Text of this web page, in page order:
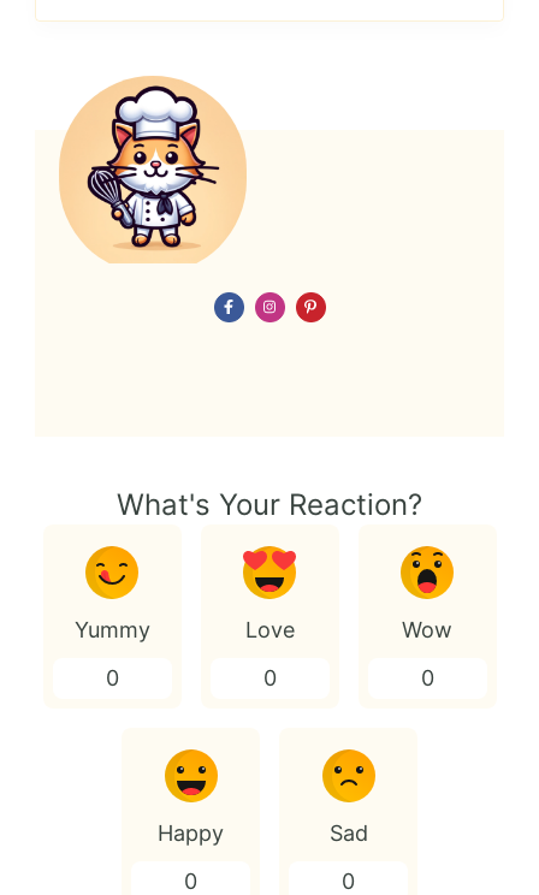
What's Your Reaction?
Yummy
0
Love
0
Wow
0
Happy
0
Sad
0